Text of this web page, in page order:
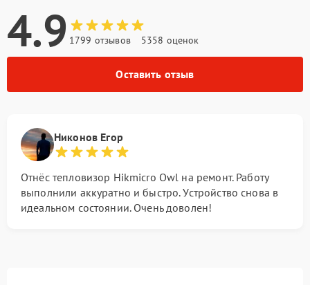
4.9 1799 отзывов 5358 оценок
Оставить отзыв
Никонов Егор
Отнёс тепловизор Hikmicro Owl на ремонт. Работу
выполнили аккуратно и быстро. Устройство снова в
идеальном состоянии. Очень доволен!